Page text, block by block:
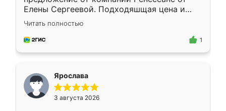
Елены Сергеевой. Подходяшщая цена и
короткие сроки изготовления. Приехавший
для замера сотрудник Владислав
предложил по моему эскизу самый
Читать полностью
1
Ярослава
3 августа 2026